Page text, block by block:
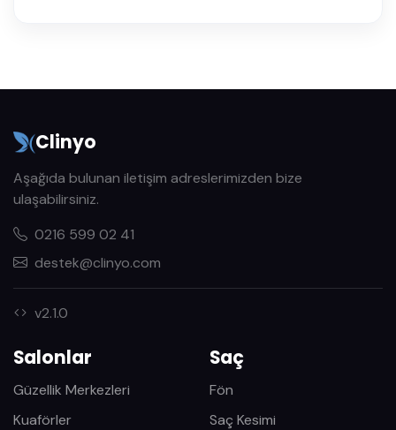
Clinyo
Aşağıda bulunan iletişim adreslerimizden bize
ulaşabilirsiniz.
0216 599 02 41
destek@clinyo.com
v2.1.0
Salonlar
Güzellik Merkezleri
Kuaförler
Saç
Fön
Saç Kesimi